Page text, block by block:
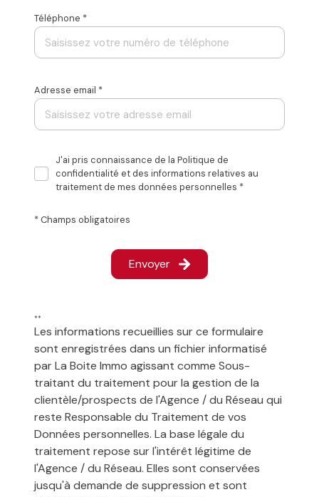
Téléphone *
Adresse email *
J'ai pris connaissance de la Politique de
confidentialité et des informations relatives au
traitement de mes données personnelles *
* Champs obligatoires
Envoyer
**
Les informations recueillies sur ce formulaire
sont enregistrées dans un fichier informatisé
par La Boite Immo agissant comme Sous-
traitant du traitement pour la gestion de la
clientèle/prospects de l'Agence / du Réseau qui
reste Responsable du Traitement de vos
Données personnelles. La base légale du
traitement repose sur l'intérêt légitime de
l'Agence / du Réseau. Elles sont conservées
jusqu'à demande de suppression et sont